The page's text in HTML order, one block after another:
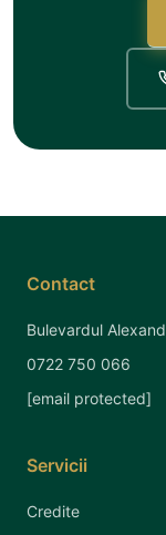
Contact
Bulevardul
0722 750 066
[email protected]
Servicii
Credite